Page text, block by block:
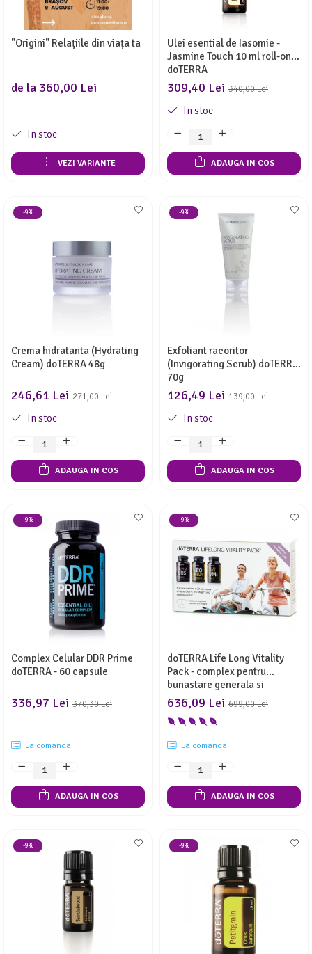
Meditez
"Origini" Relațiile din viața ta
de la 360,00 Lei
In stoc
VEZI VARIANTE
Ulei esential de Iasomie -
Jasmine Touch 10 ml roll-on
doTERRA
340,00 Lei
309,40 Lei
In stoc
ADAUGA IN COS
-9%
Crema hidratanta (Hydrating
Cream) doTERRA 48g
271,00 Lei
246,61 Lei
In stoc
ADAUGA IN COS
-9%
Exfoliant racoritor
(Invigorating Scrub) doTERRA
70g
139,00 Lei
126,49 Lei
In stoc
ADAUGA IN COS
-9%
Complex Celular DDR Prime
doTERRA - 60 capsule
370,30 Lei
336,97 Lei
La comanda
ADAUGA IN COS
-9%
doTERRA Life Long Vitality
Pack - complex pentru
bunastare generala si
vitalitate
699,00 Lei
636,09 Lei
La comanda
ADAUGA IN COS
-9% -9%